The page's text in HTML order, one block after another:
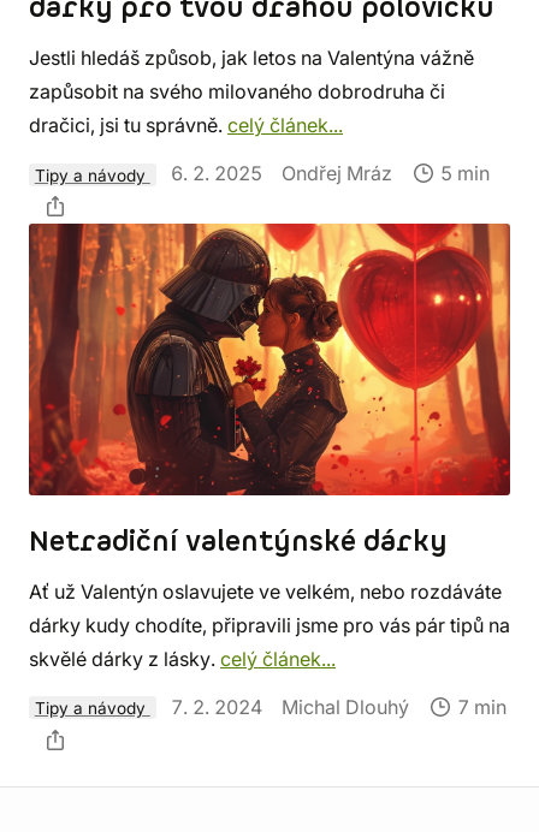
dárky pro tvou drahou polovičku
Jestli hledáš způsob, jak letos na Valentýna vážně
zapůsobit na svého milovaného dobrodruha či
dračici, jsi tu správně. celý článek...
Tipy a návody 6. 2. 2025 Ondřej Mráz 5 min
Netradiční valentýnské dárky
Ať už Valentýn oslavujete ve velkém, nebo rozdáváte
dárky kudy chodíte, připravili jsme pro vás pár tipů na
skvělé dárky z lásky. celý článek...
Tipy a návody 7. 2. 2024 Michal Dlouhý 7 min